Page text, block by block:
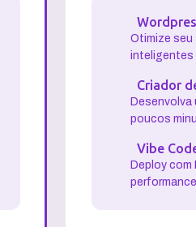
Otimize
inteligentes
Criador
Desenvolva
poucos
Vibe
Deploy com